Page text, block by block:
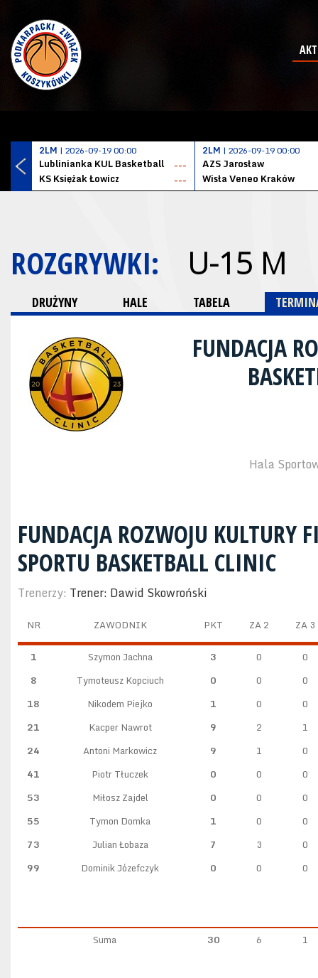
2LM | 2026-09-19 00:00
Lublinianka KUL Basketball
---
KS Księżak Łowicz
---
2LM | 2026-09-19 00:00
AZS Jarosław
Wisła Veneo Kraków
ROZGRYWKI: U-15 M
DRUŻYNY HALE TABELA
FUNDACJA
Hala
FUNDACJA ROZWOJU KULTURY
SPORTU BASKETBALL CLINIC
Trenerzy: Trener: Dawid Skowroński
NR ZAWODNIK PKT ZA 2 ZA 3
1 Szymon Jachna 3 0
0
8
Tymoteusz Kopciuch 0 0
0
18
Nikodem Piejko 1 0
0
21
Kacper Nawrot 9 2
1
24
Antoni Markowicz 9 1
0
41
Piotr Tłuczek 0 0
0
53
Miłosz Zajdel 0 0
0
55
Tymon Domka 1 0
0
73
Julian Łobaza 7 3
0
99
Dominik Józefczyk 0 0 0
Suma 30 6 1